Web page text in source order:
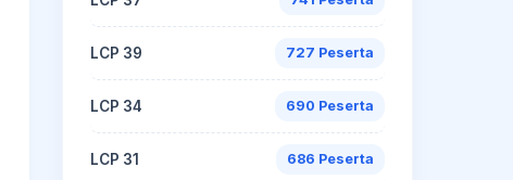
LCP 39 727 Peserta
LCP 34 690 Peserta
LCP 31 686 Peserta